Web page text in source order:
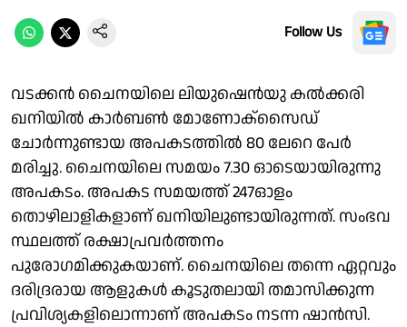
Follow Us
വടക്കന്‍ ചൈനയിലെ ലിയുഷെൻയു കൽക്കരി
ഖനിയിൽ കാർബൺ മോണോക്സൈഡ്
ചോർന്നുണ്ടായ അപകടത്തിൽ 80 ലേറെ പേർ
മരിച്ചു. ചൈനയിലെ സമയം 7.30 ഓടെയായിരുന്നു
അപകടം. അപകട സമയത്ത് 247ഓളം
തൊഴിലാളികളാണ് ഖനിയിലുണ്ടായിരുന്നത്. സംഭവ
സ്ഥലത്ത് രക്ഷാപ്രവർത്തനം
പുരോഗമിക്കുകയാണ്. ചൈനയിലെ തന്നെ ഏറ്റവും
ദരിദ്രരായ ആളുകൾ കൂടുതലായി തമാസിക്കുന്ന
പ്രവിശ്യകളിലൊന്നാണ് അപകടം നടന്ന ഷാൻസി.